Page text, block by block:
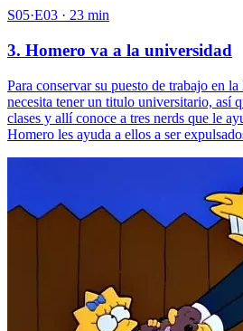
S05·E03 · 23 min
3. Homero va a la universidad
Para conservar su puesto de trabajo en
necesita tener un titulo universitario, así
clases y allí conoce a tres nerds que le
Homero les ayuda a ellos a ser